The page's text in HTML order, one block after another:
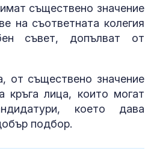
съществено значение
на съответната колегия
съвет, допълват от
от съществено значение
кръга лица, които могат
което дава
подбор.